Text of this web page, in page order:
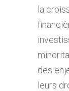
la
des
leurs